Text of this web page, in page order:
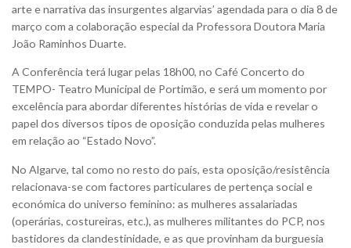
arte e narrativa das insurgentes algarvias’ agendada para o dia 8 de
março com a colaboração especial da Professora Doutora Maria
João Raminhos Duarte.
A Conferência terá lugar pelas 18h00, no Café Concerto do
TEMPO- Teatro Municipal de Portimão, e será um momento por
excelência para abordar diferentes histórias de vida e revelar o
papel dos diversos tipos de oposição conduzida pelas mulheres
em relação ao “Estado Novo”.
No Algarve, tal como no resto do país, esta oposição/resistência
relacionava-se com factores particulares de pertença social e
económica do universo feminino: as mulheres assalariadas
(operárias, costureiras, etc.), as mulheres militantes do PCP, nos
bastidores da clandestinidade, e as que provinham da burguesia